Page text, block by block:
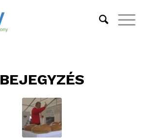
BEJEGYZÉS